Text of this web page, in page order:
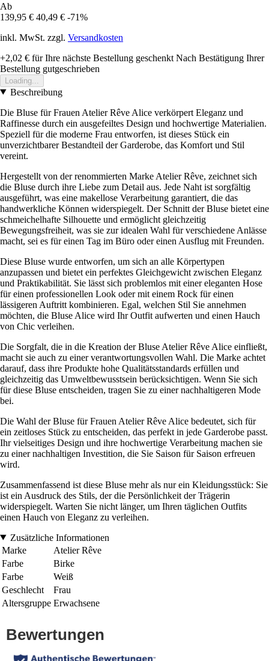
Ab
139,95 € 40,49 € -71%
inkl. MwSt. zzgl. Versandkosten
+2,02 € für Ihre nächste Bestellung geschenkt Nach Bestätigung Ihrer
Bestellung gutgeschrieben
Loading...
Beschreibung
Die Bluse für Frauen Atelier Rêve Alice verkörpert Eleganz und
Raffinesse durch ein ausgefeiltes Design und hochwertige Materialien.
Speziell für die moderne Frau entworfen, ist dieses Stück ein
unverzichtbarer Bestandteil der Garderobe, das Komfort und Stil
vereint.
Hergestellt von der renommierten Marke Atelier Rêve, zeichnet sich
die Bluse durch ihre Liebe zum Detail aus. Jede Naht ist sorgfältig
ausgeführt, was eine makellose Verarbeitung garantiert, die das
handwerkliche Können widerspiegelt. Der Schnitt der Bluse bietet eine
schmeichelhafte Silhouette und ermöglicht gleichzeitig
Bewegungsfreiheit, was sie zur idealen Wahl für verschiedene Anlässe
macht, sei es für einen Tag im Büro oder einen Ausflug mit Freunden.
Diese Bluse wurde entworfen, um sich an alle Körpertypen
anzupassen und bietet ein perfektes Gleichgewicht zwischen Eleganz
und Praktikabilität. Sie lässt sich problemlos mit einer eleganten Hose
für einen professionellen Look oder mit einem Rock für einen
lässigeren Auftritt kombinieren. Egal, welchen Stil Sie annehmen
möchten, die Bluse Alice wird Ihr Outfit aufwerten und einen Hauch
von Chic verleihen.
Die Sorgfalt, die in die Kreation der Bluse Atelier Rêve Alice einfließt,
macht sie auch zu einer verantwortungsvollen Wahl. Die Marke achtet
darauf, dass ihre Produkte hohe Qualitätsstandards erfüllen und
gleichzeitig das Umweltbewusstsein berücksichtigen. Wenn Sie sich
für diese Bluse entscheiden, tragen Sie zu einer nachhaltigeren Mode
bei.
Die Wahl der Bluse für Frauen Atelier Rêve Alice bedeutet, sich für
ein zeitloses Stück zu entscheiden, das perfekt in jede Garderobe passt.
Ihr vielseitiges Design und ihre hochwertige Verarbeitung machen sie
zu einer nachhaltigen Investition, die Sie Saison für Saison erfreuen
wird.
Zusammenfassend ist diese Bluse mehr als nur ein Kleidungsstück: Sie
ist ein Ausdruck des Stils, der die Persönlichkeit der Trägerin
widerspiegelt. Warten Sie nicht länger, um Ihren täglichen Outfits
einen Hauch von Eleganz zu verleihen.
Zusätzliche Informationen
Marke
Atelier Rêve
Farbe
Birke
Farbe
Weiß
Geschlecht
Frau
Altersgruppe Erwachsene